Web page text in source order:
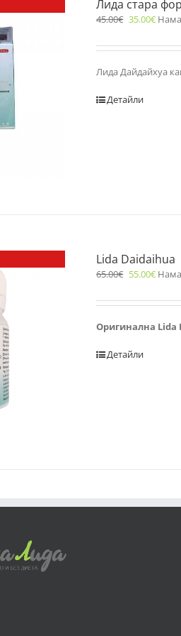
Лида стара
45.00€ 35.00€
Лида Дайдайхуа
Детайли
Lida Daidaihua
65.00€ 55.00€
Оригинална Lida
Детайли